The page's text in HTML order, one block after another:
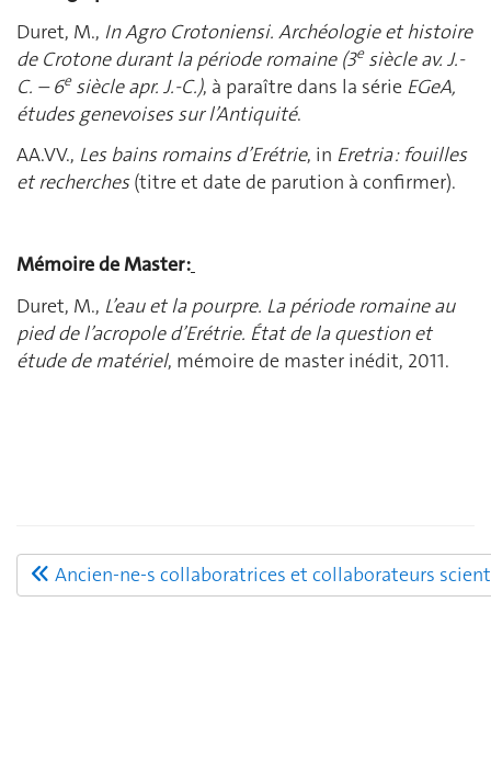
Duret, M., In Agro Crotoniensi. Archéologie et histoire
de Crotone durant la période romaine (3esiècle av. J.-
C. – 6esiècle apr. J.-C.), à paraître dans la série EGeA,
études genevoises sur l’Antiquité.
AA.VV., Les bains romains d’Erétrie, in Eretria : fouilles
et recherches(titre et date de parution à confirmer).
Mémoire de Master :
Duret, M., L’eau et la pourpre. La période romaine au
pied de l’acropole d’Erétrie. État de la question et
étude de matériel, mémoire de master inédit, 2011.
Ancien-ne-s collaboratrices et collaborateurs